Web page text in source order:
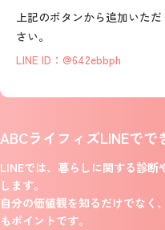
上記のボタンから追加いた
さい。
LINE ID：@642ebbph
ABCライフィズLINEでで
LINEでは、暮らしに関する診
します。
自分の価値観を知るだけでなく
もポイントです。